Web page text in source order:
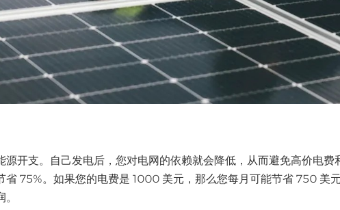
源开支。自己发电后，您对电网的依赖就会降低，从而避免高价电费
省 75%。如果您的电费是 1000 美元，那么您每月可能节省 750 美